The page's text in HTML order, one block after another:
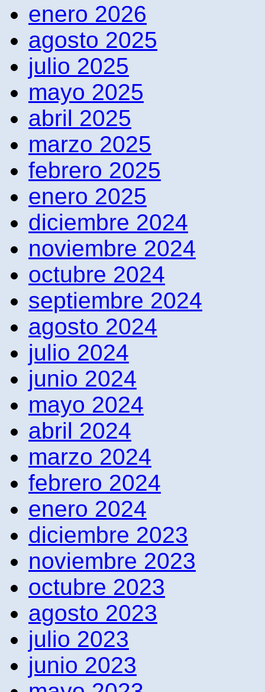
enero 2026
agosto 2025
julio 2025
mayo 2025
abril 2025
marzo 2025
febrero 2025
enero 2025
diciembre 2024
noviembre 2024
octubre 2024
septiembre 2024
agosto 2024
julio 2024
junio 2024
mayo 2024
abril 2024
marzo 2024
febrero 2024
enero 2024
diciembre 2023
noviembre 2023
octubre 2023
agosto 2023
julio 2023
junio 2023